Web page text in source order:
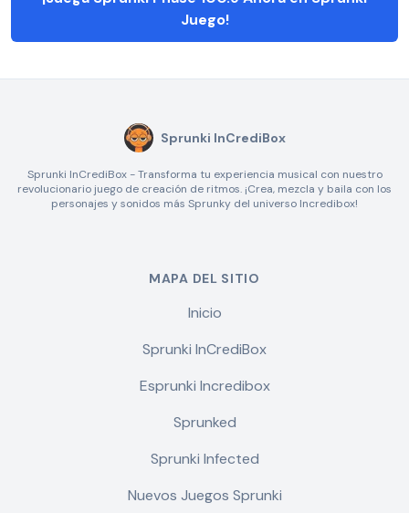
Juego!
Sprunki InCrediBox
Sprunki InCrediBox - Transforma tu experiencia musical con nuestro
revolucionario juego de creación de ritmos. ¡Crea, mezcla y baila con los
personajes y sonidos más Sprunky del universo Incredibox!
MAPA DEL SITIO
Inicio
Sprunki InCrediBox
Esprunki Incredibox
Sprunked
Sprunki Infected
Nuevos Juegos Sprunki